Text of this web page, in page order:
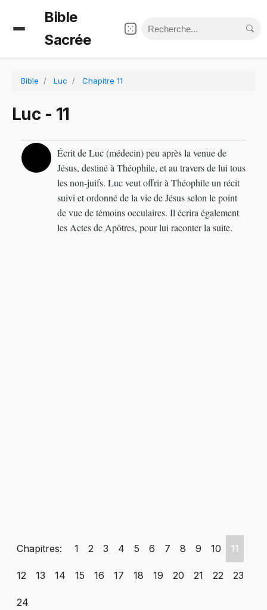
Bible
Sacrée
Bible Luc Chapitre 11
Luc - 11
Écrit de Luc (médecin) peu après la venue de
Jésus, destiné à Théophile, et au travers de lui tous
les non-juifs. Luc veut offrir à Théophile un récit
suivi et ordonné de la vie de Jésus selon le point
de vue de témoins occulaires. Il écrira également
les Actes de Apôtres, pour lui raconter la suite.
Chapitres: 1 2 3 4 5 6 7 8 9 10 11
12 13 14 15 16 17 18 19 20 21 22 23
24